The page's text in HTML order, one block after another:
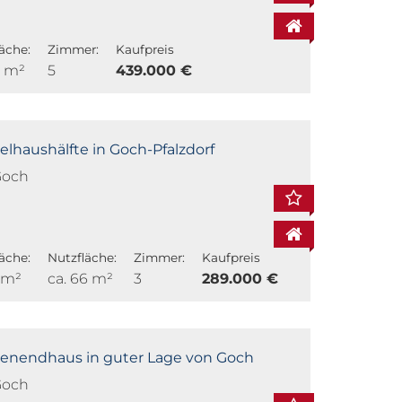
m²
Zimmer:
5
Kaufpreis
439.000 €
in Goch-Pfalzdorf
Nutzfläche:
ca. 66 m²
Zimmer:
3
Kaufpreis
289.000 €
in guter Lage von Goch